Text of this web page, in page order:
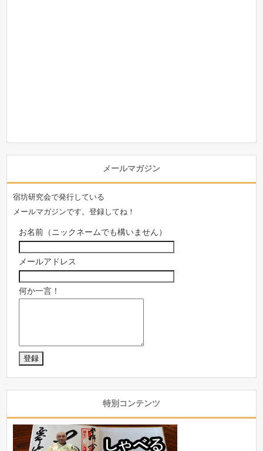
メールマガジン
宿坊研究会で発行している
メールマガジンです。登録してね！
お名前（ニックネームでも構いません）
メールアドレス
何か一言！
特別コンテンツ